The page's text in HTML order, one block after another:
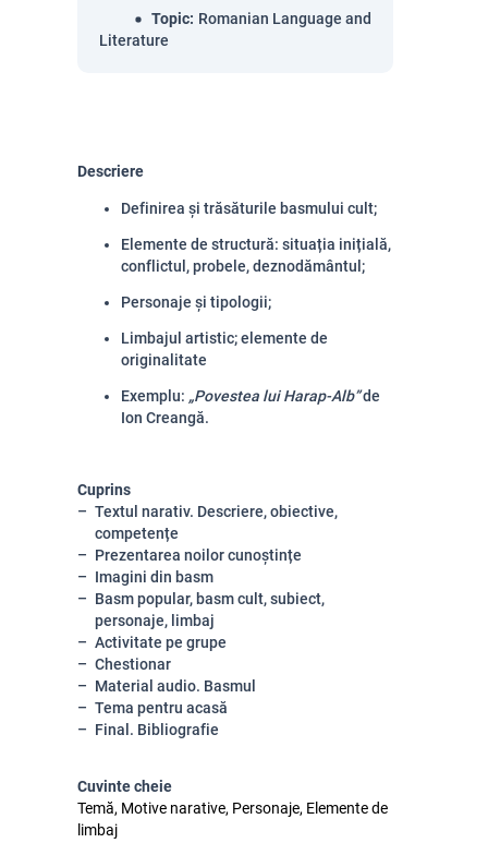
Topic: Romanian Language and
Literature
Descriere
Definirea și trăsăturile basmului cult;
Elemente de structură: situația inițială,
conflictul, probele, deznodământul;
Personaje și tipologii;
Limbajul artistic; elemente de
originalitate
Exemplu: „Povestea lui Harap-Alb”de
Ion Creangă.
Cuprins
Textul narativ. Descriere, obiective,
competențe
Prezentarea noilor cunoștințe
Imagini din basm
Basm popular, basm cult, subiect,
personaje, limbaj
Activitate pe grupe
Chestionar
Material audio. Basmul
Tema pentru acasă
Final. Bibliografie
Cuvinte cheie
Temă, Motive narative, Personaje, Elemente de
limbaj